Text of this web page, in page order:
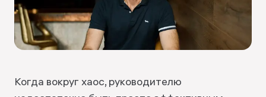
Когда вокруг хаос, руководителю